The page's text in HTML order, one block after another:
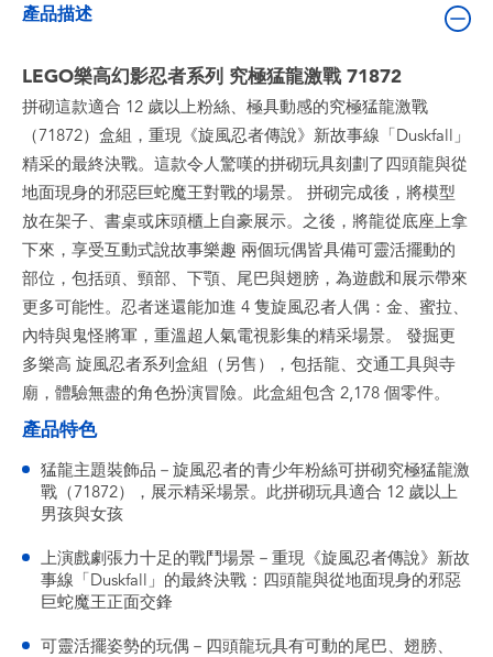
產品描述
LEGO樂高幻影忍者系列 究極猛龍激戰 71872
拼砌這款適合 12 歲以上粉絲、極具動感的究極猛龍激戰
（71872）盒組，重現《旋風忍者傳說》新故事線「Duskfall」
精采的最終決戰。這款令人驚嘆的拼砌玩具刻劃了四頭龍與從
地面現身的邪惡巨蛇魔王對戰的場景。 拼砌完成後，將模型
放在架子、書桌或床頭櫃上自豪展示。之後，將龍從底座上拿
下來，享受互動式說故事樂趣 兩個玩偶皆具備可靈活擺動的
部位，包括頭、頸部、下顎、尾巴與翅膀，為遊戲和展示帶來
更多可能性。忍者迷還能加進 4 隻旋風忍者人偶：金、蜜拉、
內特與鬼怪將軍，重溫超人氣電視影集的精采場景。 發掘更
多樂高 旋風忍者系列盒組（另售），包括龍、交通工具與寺
廟，體驗無盡的角色扮演冒險。此盒組包含 2,178 個零件。
產品特色
猛龍主題裝飾品－旋風忍者的青少年粉絲可拼砌究極猛龍激
戰（71872），展示精采場景。此拼砌玩具適合 12 歲以上
男孩與女孩
上演戲劇張力十足的戰鬥場景－重現《旋風忍者傳說》新故
事線「Duskfall」的最終決戰：四頭龍與從地面現身的邪惡
巨蛇魔王正面交鋒
可靈活擺姿勢的玩偶－四頭龍玩具有可動的尾巴、翅膀、